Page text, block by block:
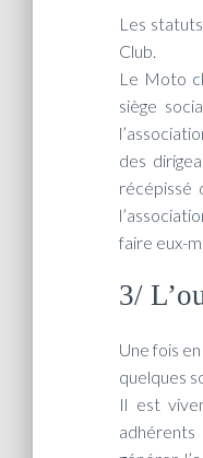
Les
Club.
Le Moto
siège
des
récépissé
faire eux-
3/
Une fois
quelques
Il est